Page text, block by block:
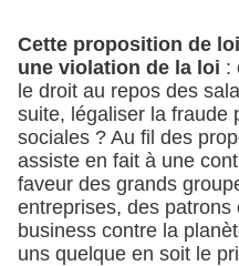
Cette proposition de
une violation de la loi :
le droit au repos des
suite, légaliser la fraude
sociales ? Au fil des
assiste en fait à une
faveur des grands
entreprises, des patrons
business contre la
uns quelque en soit le